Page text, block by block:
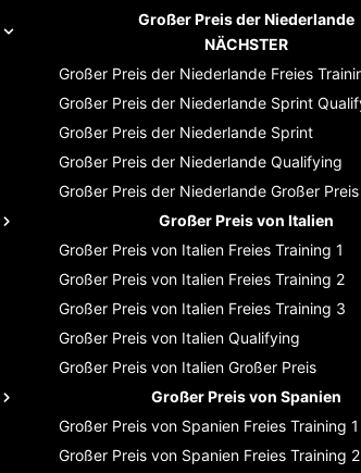
Großer Preis der Niederlande
NÄCHSTER
Großer Preis der Niederlande Freies
Großer Preis der Niederlande Sprint
Großer Preis der Niederlande Sprint
Großer Preis der Niederlande Qualifying
Großer Preis der Niederlande Großer Preis
Großer Preis von Italien
Großer Preis von Italien Freies Training 1
Großer Preis von Italien Freies Training 2
Großer Preis von Italien Freies Training 3
Großer Preis von Italien Qualifying
Großer Preis von Italien Großer Preis
Großer Preis von Spanien
Großer Preis von Spanien Freies Training 1
Großer Preis von Spanien Freies Training 2